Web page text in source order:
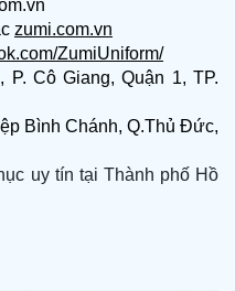
zumi.com.vn
ZumiUniform/
Giang, Quận 1, TP.
Bình Chánh, Q.Thủ Đức,
uy tín tại Thành phố Hồ